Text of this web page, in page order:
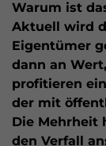
Warum ist
Aktuell wird
Eigentümer
dann an
profitieren
der mit
Die Mehrheit
den Verfall